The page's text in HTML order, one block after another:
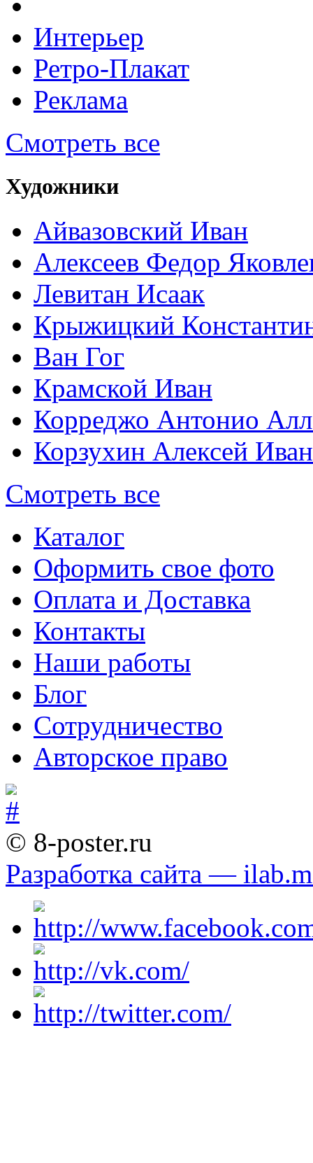
Интерьер
Ретро-Плакат
Реклама
Смотреть все
Художники
Айвазовский Иван
Алексеев Федор
Левитан Исаак
Крыжицкий
Ван Гог
Крамской Иван
Корреджо Антонио
Корзухин Алексей
Смотреть все
Каталог
Оформить свое фото
Оплата и Доставка
Контакты
Наши работы
Блог
Сотрудничество
Авторское право
© 8-poster.ru
Разработка сайта —